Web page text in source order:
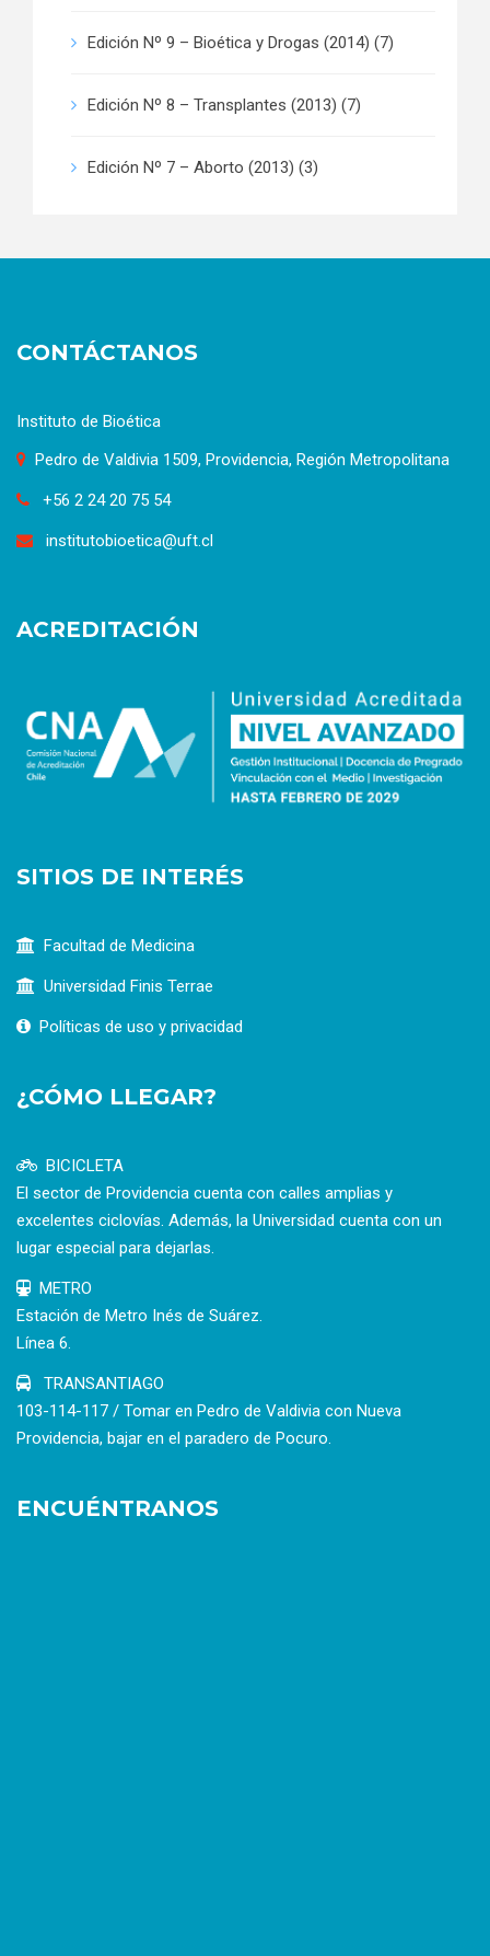
Edición Nº 9 – Bioética y Drogas (2014) (7)
Edición Nº 8 – Transplantes (2013) (7)
Edición Nº 7 – Aborto (2013) (3)
CONTÁCTANOS
Instituto de Bioética
Pedro de Valdivia 1509, Providencia, Región Metropolitana
+56 2 24 20 75 54
institutobioetica@uft.cl
ACREDITACIÓN
SITIOS DE INTERÉS
Facultad de Medicina
Universidad Finis Terrae
Políticas de uso y privacidad
¿CÓMO LLEGAR?
BICICLETA
El sector de Providencia cuenta con calles amplias y
excelentes ciclovías. Además, la Universidad cuenta con un
lugar especial para dejarlas.
METRO
Estación de Metro Inés de Suárez.
Línea 6.
TRANSANTIAGO
103-114-117 / Tomar en Pedro de Valdivia con Nueva
Providencia, bajar en el paradero de Pocuro.
ENCUÉNTRANOS